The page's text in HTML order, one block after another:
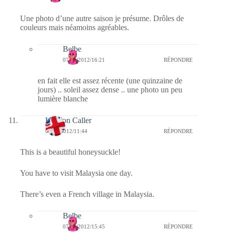
Une photo d’une autre saison je présume. Drôles de
couleurs mais néamoins agréables.
Belbe
07/09/2012/16:21 RÉPONDRE
en fait elle est assez récente (une quinzaine de
jours) .. soleil assez dense .. une photo un peu
lumière blanche
London Caller
07/09/2012/11:44 RÉPONDRE
This is a beautiful honeysuckle!
You have to visit Malaysia one day.
There’s even a French village in Malaysia.
Belbe
07/09/2012/15:45 RÉPONDRE